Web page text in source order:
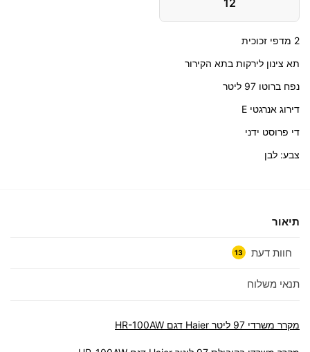
2 מדפי זכוכית
תא צינון לירקות בתא הקירור
נפח ברוטו 97 ליטר
דירוג אנרגטי E
די פרוסט ידני
צבע: לבן
תיאור
חוות דעת 13
תנאי משלוח
מקרר משרדי 97 ליטר Haier דגם HR-100AW